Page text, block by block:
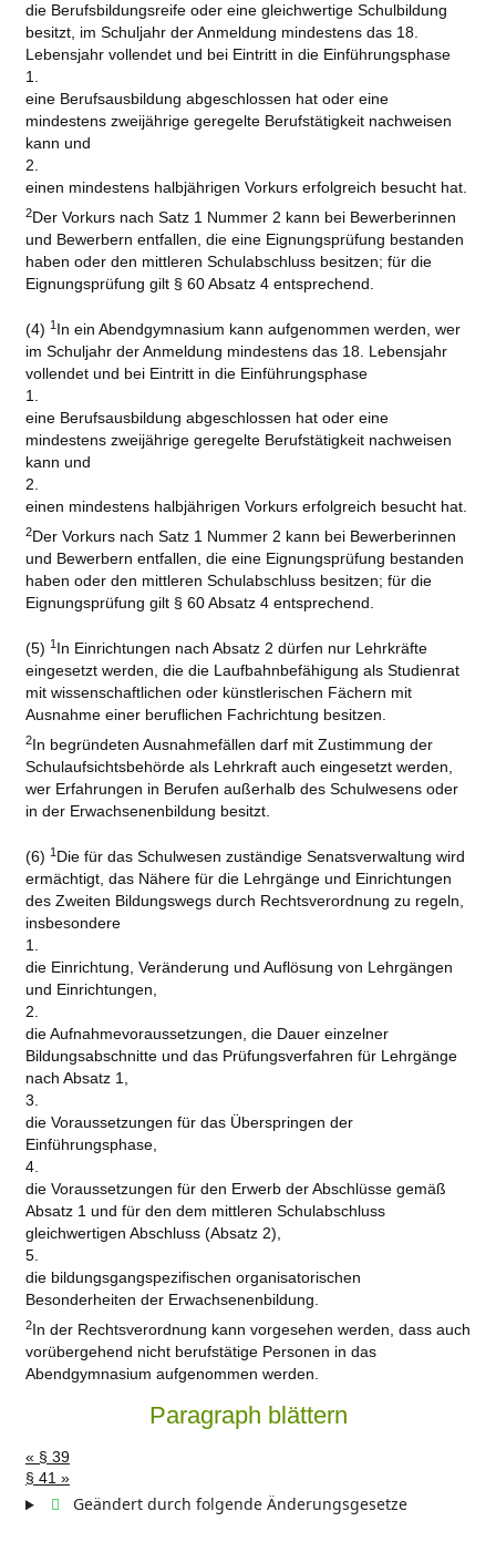
die Berufsbildungsreife oder eine gleichwertige Schulbildung
besitzt, im Schuljahr der Anmeldung mindestens das 18.
Lebensjahr vollendet und bei Eintritt in die Einführungsphase
1.
eine Berufsausbildung abgeschlossen hat oder eine
mindestens zweijährige geregelte Berufstätigkeit nachweisen
kann und
2.
einen mindestens halbjährigen Vorkurs erfolgreich besucht hat.
2Der Vorkurs nach Satz 1 Nummer 2 kann bei Bewerberinnen
und Bewerbern entfallen, die eine Eignungsprüfung bestanden
haben oder den mittleren Schulabschluss besitzen; für die
Eignungsprüfung gilt § 60 Absatz 4 entsprechend.
(4) 1In ein Abendgymnasium kann aufgenommen werden, wer
im Schuljahr der Anmeldung mindestens das 18. Lebensjahr
vollendet und bei Eintritt in die Einführungsphase
1.
eine Berufsausbildung abgeschlossen hat oder eine
mindestens zweijährige geregelte Berufstätigkeit nachweisen
kann und
2.
einen mindestens halbjährigen Vorkurs erfolgreich besucht hat.
2Der Vorkurs nach Satz 1 Nummer 2 kann bei Bewerberinnen
und Bewerbern entfallen, die eine Eignungsprüfung bestanden
haben oder den mittleren Schulabschluss besitzen; für die
Eignungsprüfung gilt § 60 Absatz 4 entsprechend.
(5) 1In Einrichtungen nach Absatz 2 dürfen nur Lehrkräfte
eingesetzt werden, die die Laufbahnbefähigung als Studienrat
mit wissenschaftlichen oder künstlerischen Fächern mit
Ausnahme einer beruflichen Fachrichtung besitzen.
2In begründeten Ausnahmefällen darf mit Zustimmung der
Schulaufsichtsbehörde als Lehrkraft auch eingesetzt werden,
wer Erfahrungen in Berufen außerhalb des Schulwesens oder
in der Erwachsenenbildung besitzt.
(6) 1Die für das Schulwesen zuständige Senatsverwaltung wird
ermächtigt, das Nähere für die Lehrgänge und Einrichtungen
des Zweiten Bildungswegs durch Rechtsverordnung zu regeln,
insbesondere
1.
die Einrichtung, Veränderung und Auflösung von Lehrgängen
und Einrichtungen,
2.
die Aufnahmevoraussetzungen, die Dauer einzelner
Bildungsabschnitte und das Prüfungsverfahren für Lehrgänge
nach Absatz 1,
3.
die Voraussetzungen für das Überspringen der
Einführungsphase,
4.
die Voraussetzungen für den Erwerb der Abschlüsse gemäß
Absatz 1 und für den dem mittleren Schulabschluss
gleichwertigen Abschluss (Absatz 2),
5.
die bildungsgangspezifischen organisatorischen
Besonderheiten der Erwachsenenbildung.
2In der Rechtsverordnung kann vorgesehen werden, dass auch
vorübergehend nicht berufstätige Personen in das
Abendgymnasium aufgenommen werden.
Paragraph blättern
« § 39
§ 41 »
Geändert durch folgende Änderungsgesetze